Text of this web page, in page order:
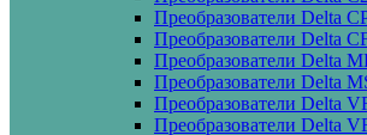
Преобразователи Delta
Преобразователи Delta
Преобразователи Delta
Преобразователи Delta
Преобразователи Delta
Преобразователи Delta